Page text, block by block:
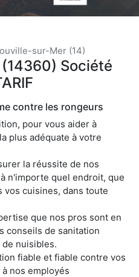
sur-Mer (14)
Société
contre les rongeurs
pour vous aider à
plus adéquate à votre
la réussite de nos
n'importe quel endroit, que
vos cuisines, dans toute
que nos pros sont en
conseils de sanitation
nuisibles.
fiable et fiable contre vos
nos employés